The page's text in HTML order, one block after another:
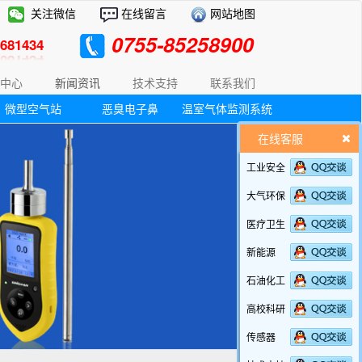
关注微信 在线留言 网站地图
0755-85258900
心 新闻资讯 技术支持
联系我们
微型空气站
恶臭电子鼻
温室气体监测系统
在线客服
工业安全
大气环保
医疗卫生
新能源
石油化工
高校科研
传感器